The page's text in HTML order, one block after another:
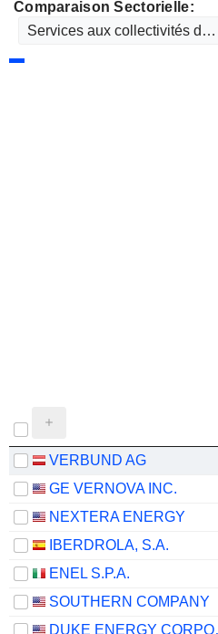
Comparaison Sectorielle:
VERBUND AG
GE VERNOVA INC.
NEXTERA ENERGY
IBERDROLA, S.A.
ENEL S.P.A.
SOUTHERN COMPANY